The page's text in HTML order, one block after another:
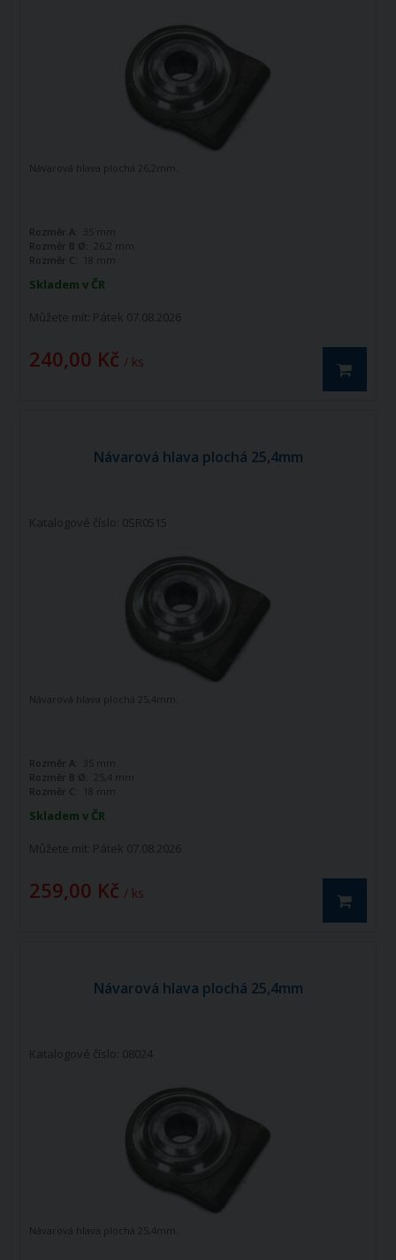
Skladem v ČR
Můžete mít: Pátek 07.08.2026
240,00 Kč / ks
Návarová hlava plochá 26,2mm.
Rozměr A:
35 mm
Rozměr B Ø:
26,2 mm
Rozměr C:
18 mm
Návarová hlava plochá 25,4mm
Katalogové číslo: 0SR0515
Skladem v ČR
Můžete mít: Pátek 07.08.2026
259,00 Kč / ks
Návarová hlava plochá 25,4mm.
Rozměr A:
35 mm
Rozměr B Ø:
25,4 mm
Rozměr C:
18 mm
Návarová hlava plochá 25,4mm
Katalogové číslo: 08024
Návarová hlava plochá 25,4mm.